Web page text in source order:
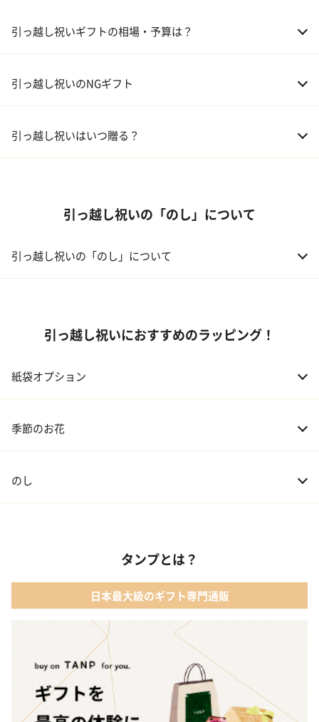
03 スイーツ
05 ギフトカタログ
引っ越し祝いギフトの相場・予算は？
02 友人、同僚 5,000～10,000円
引っ越し祝いのNGギフト
引っ越し祝いはいつ贈る？
引っ越し祝いの「のし」について
引っ越し祝いの「のし」について
引っ越し祝いにおすすめのラッピング！
紙袋オプション
季節のお花
のし
タンプとは？
日本最大級のギフト専門通販